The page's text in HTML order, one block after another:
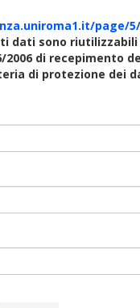
page/
dati sono
di recepimento
di protezione dei